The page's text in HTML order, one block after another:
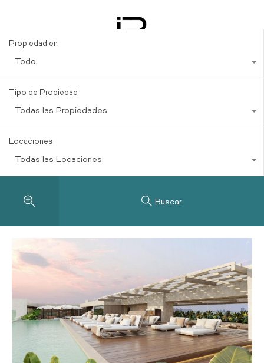
Propiedad en
Todo
Tipo de Propiedad
Todas las Propiedades
Locaciones
Todas las Locaciones
Buscar